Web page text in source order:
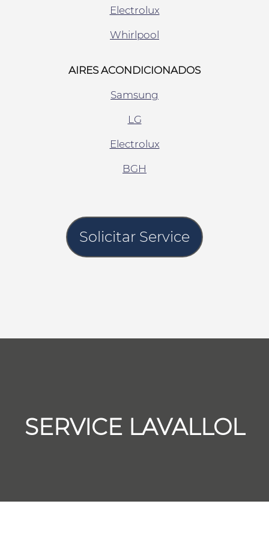
Electrolux
Whirlpool
AIRES ACONDICIONADOS
Samsung
LG
Electrolux
BGH
Solicitar Service
SERVICE LAVALLOL